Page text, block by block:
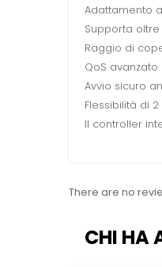
Adattamento
Supporta
Raggio di
QoS
Avvio sicuro
Flessibilità di
Il controller
There are no
CHI HA